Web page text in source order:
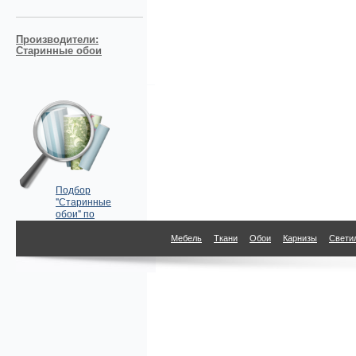
Производители:
Старинные обои
Подбор
"Старинные
обои" по
параметрам
Мебель Ткани Обои Карнизы